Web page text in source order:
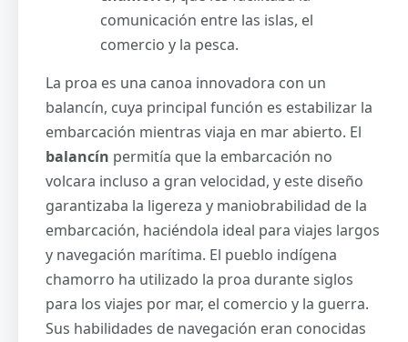
comunicación entre las islas, el
comercio y la pesca.
La proa es una canoa innovadora con un
balancín, cuya principal función es estabilizar la
embarcación mientras viaja en mar abierto. El
balancín permitía que la embarcación no
volcara incluso a gran velocidad, y este diseño
garantizaba la ligereza y maniobrabilidad de la
embarcación, haciéndola ideal para viajes largos
y navegación marítima. El pueblo indígena
chamorro ha utilizado la proa durante siglos
para los viajes por mar, el comercio y la guerra.
Sus habilidades de navegación eran conocidas